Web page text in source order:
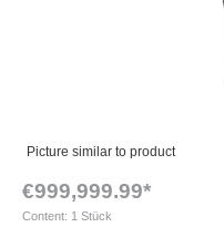
Picture similar to product
€999,999.99*
Content: 1 Stück